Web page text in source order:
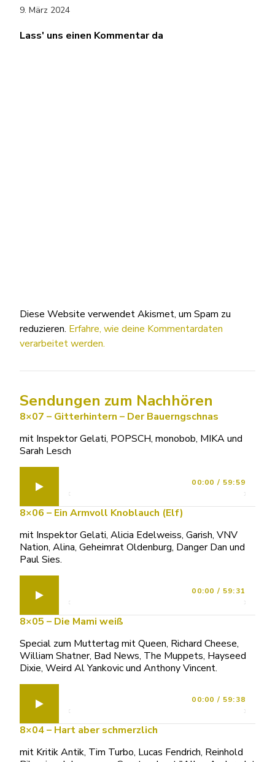
9. März 2024
Lass' uns einen Kommentar da
Diese Website verwendet Akismet, um Spam zu
reduzieren. Erfahre, wie deine Kommentardaten
verarbeitet werden.
Sendungen zum Nachhören
8×07 – Gitterhintern – Der Bauerngschnas
mit Inspektor Gelati, POPSCH, monobob, MIKA und
Sarah Lesch
00:00 / 59:59
8×06 – Ein Armvoll Knoblauch (Elf)
mit Inspektor Gelati, Alicia Edelweiss, Garish, VNV
Nation, Alina, Geheimrat Oldenburg, Danger Dan und
Paul Sies.
00:00 / 59:31
8×05 – Die Mami weiß
Special zum Muttertag mit Queen, Richard Cheese,
William Shatner, Bad News, The Muppets, Hayseed
Dixie, Weird Al Yankovic und Anthony Vincent.
00:00 / 59:38
8×04 – Hart aber schmerzlich
mit Kritik Antik, Tim Turbo, Lucas Fendrich, Reinhold